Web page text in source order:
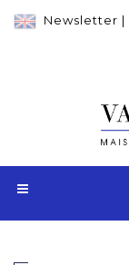
Newsletter |